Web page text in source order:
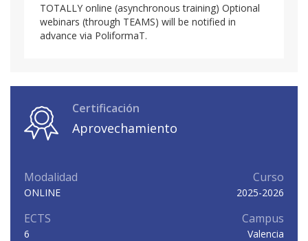
TOTALLY online (asynchronous training) Optional
webinars (through TEAMS) will be notified in
advance via PoliformaT.
Certificación
Aprovechamiento
Modalidad
ONLINE
Curso
2025-2026
ECTS
6
Campus
Valencia